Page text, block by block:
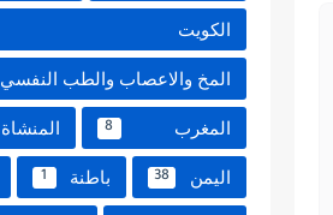
الكويت
المخ والاعصاب والطب النفسي
المغرب 8 المنشاة
اليمن 38 باطنة 1